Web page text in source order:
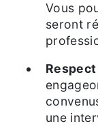
Vous
seront
une